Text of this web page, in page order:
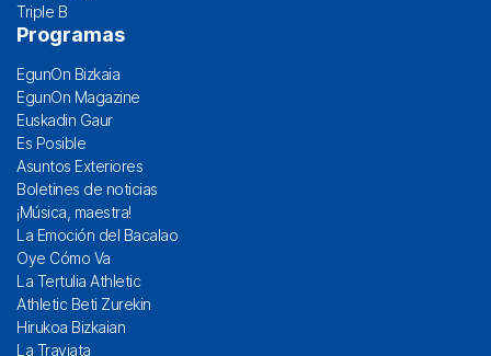
Triple B
Programas
EgunOn Bizkaia
EgunOn Magazine
Euskadin Gaur
Es Posible
Asuntos Exteriores
Boletines de noticias
¡Música, maestra!
La Emoción del Bacalao
Oye Cómo Va
La Tertulia Athletic
Athletic Beti Zurekin
Hirukoa Bizkaian
La Traviata